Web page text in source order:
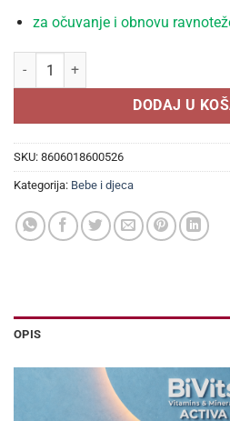
za očuvanje i obnovu
Bebicol forte probiotske kapi 10 ml
DODAJ U
SKU: 8606018600526
Kategorija: Bebe i djeca
OPIS